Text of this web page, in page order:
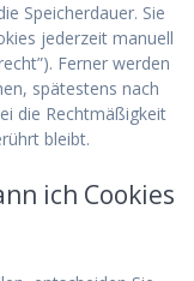
Speicherdauer. Sie
jederzeit manuell
Ferner werden
spätestens nach
die Rechtmäßigkeit
bleibt.
ich Cookies